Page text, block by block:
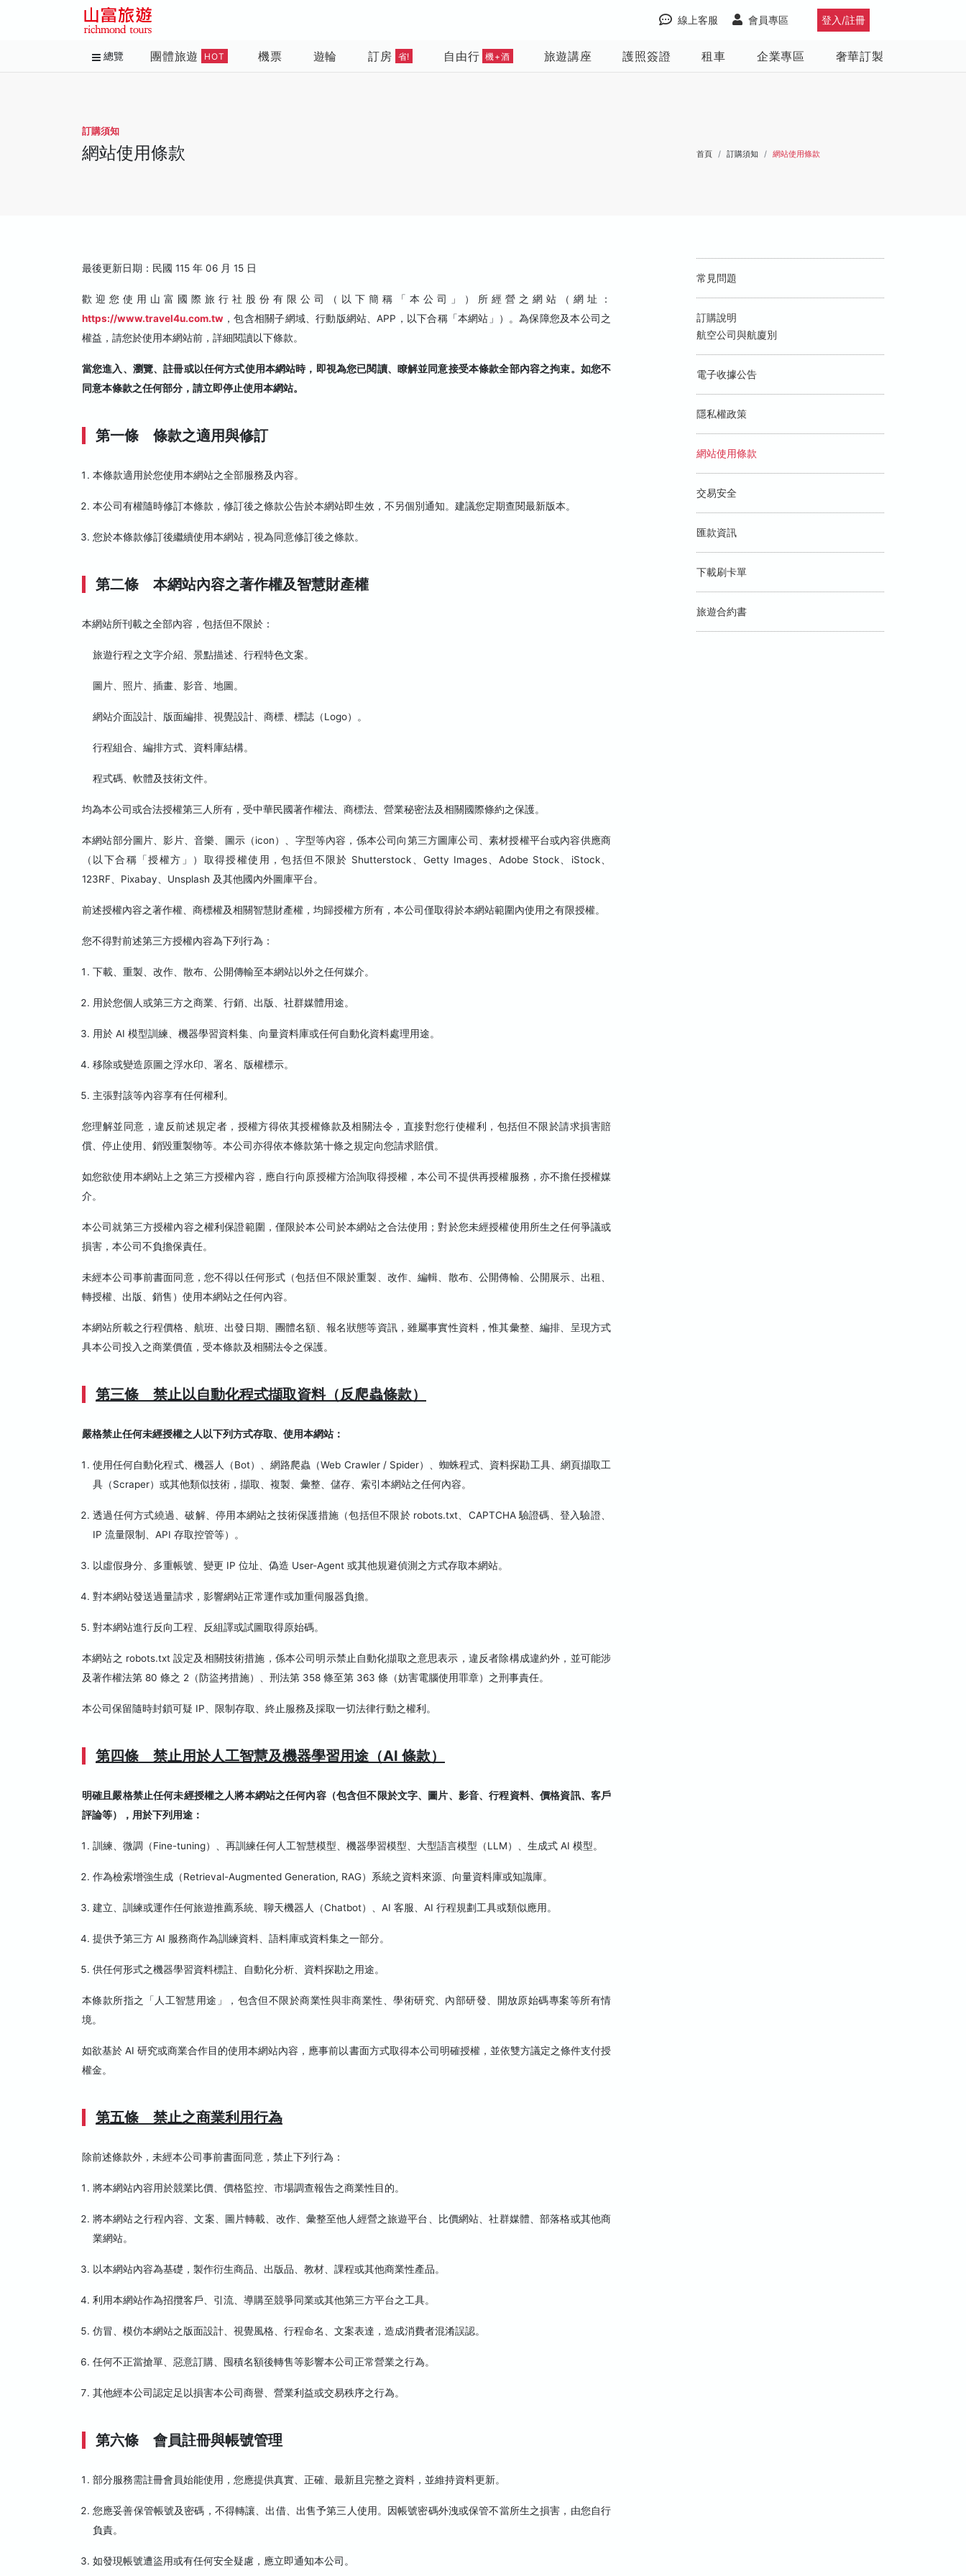
登入/註冊
會員專區
線上客服
總覽 團體旅遊 HOT 機票 遊輪 訂房 省! 自由行 機+酒 旅遊講座 護照簽證 租車 企業專區 奢華訂製
訂購須知
網站使用條款 首頁 訂購須知 網站使用條款
最後更新日期：民國 115 年 06 月 15 日
歡迎您使用山富國際旅行社股份有限公司（以下簡稱「本公司」）所經營之網站（網址：
https://www.travel4u.com.tw ，包含相關子網域、行動版網站、APP，以下合稱「本網站」）。為保障您及本公司之
權益，請您於使用本網站前，詳細閱讀以下條款。
當您進入、瀏覽、註冊或以任何方式使用本網站時，即視為您已閱讀、瞭解並同意接受本條款全部內容之拘束。如您不
同意本條款之任何部分，請立即停止使用本網站。
第一條 條款之適用與修訂
本條款適用於您使用本網站之全部服務及內容。
本公司有權隨時修訂本條款，修訂後之條款公告於本網站即生效，不另個別通知。建議您定期查閱最新版本。
您於本條款修訂後繼續使用本網站，視為同意修訂後之條款。
第二條 本網站內容之著作權及智慧財產權
本網站所刊載之全部內容，包括但不限於：
旅遊行程之文字介紹、景點描述、行程特色文案。
圖片、照片、插畫、影音、地圖。
網站介面設計、版面編排、視覺設計、商標、標誌（Logo）。
行程組合、編排方式、資料庫結構。
程式碼、軟體及技術文件。
均為本公司或合法授權第三人所有，受中華民國著作權法、商標法、營業秘密法及相關國際條約之保護。
本網站部分圖片、影片、音樂、圖示（icon）、字型等內容，係本公司向第三方圖庫公司、素材授權平台或內容供應商
（以下合稱「授權方」）取得授權使用，包括但不限於 Shutterstock、Getty Images、Adobe Stock、iStock、
123RF、Pixabay、Unsplash 及其他國內外圖庫平台。
前述授權內容之著作權、商標權及相關智慧財產權，均歸授權方所有，本公司僅取得於本網站範圍內使用之有限授權。
您不得對前述第三方授權內容為下列行為：
下載、重製、改作、散布、公開傳輸至本網站以外之任何媒介。
用於您個人或第三方之商業、行銷、出版、社群媒體用途。
用於 AI 模型訓練、機器學習資料集、向量資料庫或任何自動化資料處理用途。
移除或變造原圖之浮水印、署名、版權標示。
主張對該等內容享有任何權利。
您理解並同意，違反前述規定者，授權方得依其授權條款及相關法令，直接對您行使權利，包括但不限於請求損害賠
償、停止使用、銷毀重製物等。本公司亦得依本條款第十條之規定向您請求賠償。
如您欲使用本網站上之第三方授權內容，應自行向原授權方洽詢取得授權，本公司不提供再授權服務，亦不擔任授權媒
介。
本公司就第三方授權內容之權利保證範圍，僅限於本公司於本網站之合法使用；對於您未經授權使用所生之任何爭議或
損害，本公司不負擔保責任。
未經本公司事前書面同意，您不得以任何形式（包括但不限於重製、改作、編輯、散布、公開傳輸、公開展示、出租、
轉授權、出版、銷售）使用本網站之任何內容。
本網站所載之行程價格、航班、出發日期、團體名額、報名狀態等資訊，雖屬事實性資料，惟其彙整、編排、呈現方式
具本公司投入之商業價值，受本條款及相關法令之保護。
第三條 禁止以自動化程式擷取資料（反爬蟲條款）
嚴格禁止任何未經授權之人以下列方式存取、使用本網站：
使用任何自動化程式、機器人（Bot）、網路爬蟲（Web Crawler / Spider）、蜘蛛程式、資料探勘工具、網頁擷取工
具（Scraper）或其他類似技術，擷取、複製、彙整、儲存、索引本網站之任何內容。
透過任何方式繞過、破解、停用本網站之技術保護措施（包括但不限於 robots.txt、CAPTCHA 驗證碼、登入驗證、
IP 流量限制、API 存取控管等）。
以虛假身分、多重帳號、變更 IP 位址、偽造 User-Agent 或其他規避偵測之方式存取本網站。
對本網站發送過量請求，影響網站正常運作或加重伺服器負擔。
對本網站進行反向工程、反組譯或試圖取得原始碼。
本網站之 robots.txt 設定及相關技術措施，係本公司明示禁止自動化擷取之意思表示，違反者除構成違約外，並可能涉
及著作權法第 80 條之 2（防盜拷措施）、刑法第 358 條至第 363 條（妨害電腦使用罪章）之刑事責任。
本公司保留隨時封鎖可疑 IP、限制存取、終止服務及採取一切法律行動之權利。
第四條 禁止用於人工智慧及機器學習用途（AI 條款）
明確且嚴格禁止任何未經授權之人將本網站之任何內容（包含但不限於文字、圖片、影音、行程資料、價格資訊、客戶
評論等），用於下列用途：
訓練、微調（Fine-tuning）、再訓練任何人工智慧模型、機器學習模型、大型語言模型（LLM）、生成式 AI 模型。
作為檢索增強生成（Retrieval-Augmented Generation, RAG）系統之資料來源、向量資料庫或知識庫。
建立、訓練或運作任何旅遊推薦系統、聊天機器人（Chatbot）、AI 客服、AI 行程規劃工具或類似應用。
提供予第三方 AI 服務商作為訓練資料、語料庫或資料集之一部分。
供任何形式之機器學習資料標註、自動化分析、資料探勘之用途。
本條款所指之「人工智慧用途」，包含但不限於商業性與非商業性、學術研究、內部研發、開放原始碼專案等所有情
境。
如欲基於 AI 研究或商業合作目的使用本網站內容，應事前以書面方式取得本公司明確授權，並依雙方議定之條件支付授
權金。
第五條 禁止之商業利用行為
除前述條款外，未經本公司事前書面同意，禁止下列行為：
將本網站內容用於競業比價、價格監控、市場調查報告之商業性目的。
將本網站之行程內容、文案、圖片轉載、改作、彙整至他人經營之旅遊平台、比價網站、社群媒體、部落格或其他商
業網站。
以本網站內容為基礎，製作衍生商品、出版品、教材、課程或其他商業性產品。
利用本網站作為招攬客戶、引流、導購至競爭同業或其他第三方平台之工具。
仿冒、模仿本網站之版面設計、視覺風格、行程命名、文案表達，造成消費者混淆誤認。
任何不正當搶單、惡意訂購、囤積名額後轉售等影響本公司正常營業之行為。
其他經本公司認定足以損害本公司商譽、營業利益或交易秩序之行為。
第六條 會員註冊與帳號管理
部分服務需註冊會員始能使用，您應提供真實、正確、最新且完整之資料，並維持資料更新。
您應妥善保管帳號及密碼，不得轉讓、出借、出售予第三人使用。因帳號密碼外洩或保管不當所生之損害，由您自行
負責。
如發現帳號遭盜用或有任何安全疑慮，應立即通知本公司。
常見問題
訂購說明
航空公司與航廈別
電子收據公告
隱私權政策
網站使用條款
交易安全
匯款資訊
下載刷卡單
旅遊合約書